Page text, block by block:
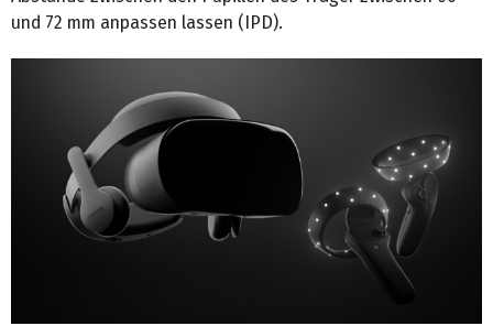
und 72 mm anpassen lassen (IPD).